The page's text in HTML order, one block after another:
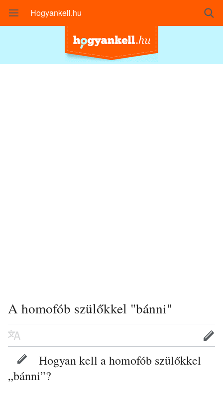
Hogyankell.hu
A homofób szülőkkel "bánni"
Hogyan kell a homofób szülőkkel
„bánni”?